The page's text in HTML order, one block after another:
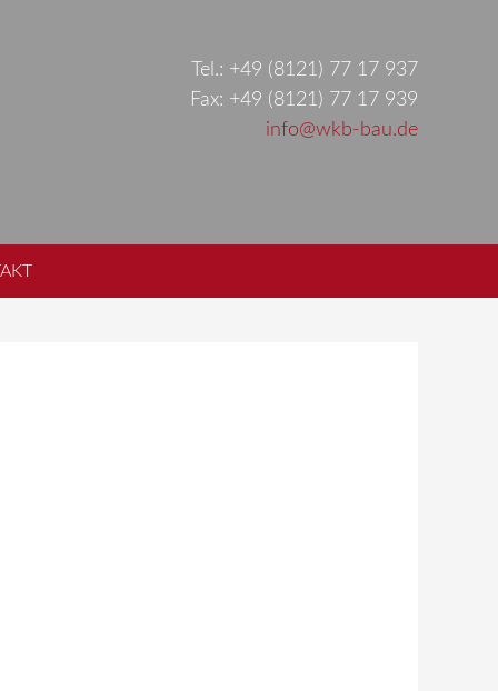
Tel.: +49 (8121) 77 17 937
Fax: +49 (8121) 77 17 939
info@wkb-bau.de